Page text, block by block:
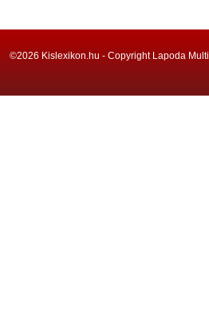
©2026 Kislexikon.hu - Copyright Lapoda